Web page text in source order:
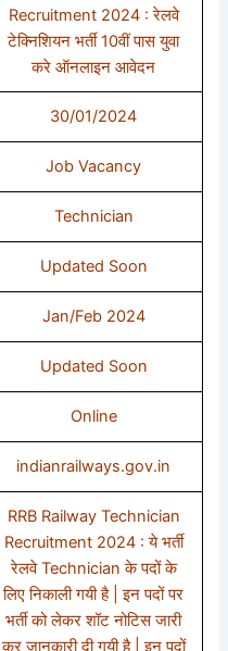
Recruitment 2024 : रेलवे
टेक्निशियन भर्ती 10वीं पास युवा
करे ऑनलाइन आवेदन
30/01/2024
Job Vacancy
Technician
Updated Soon
Jan/Feb 2024
Updated Soon
Online
indianrailways.gov.in
RRB Railway Technician
Recruitment 2024 : ये भर्ती
रेलवे Technician के पदों के
लिए निकाली गयी है | इन पदों पर
भर्ती को लेकर शॉट नोटिस जारी
कर जानकारी दी गयी है | इन पदों